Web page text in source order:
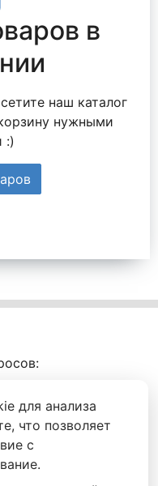
в
наш каталог
нужными
:)
для анализа
что позволяет
с